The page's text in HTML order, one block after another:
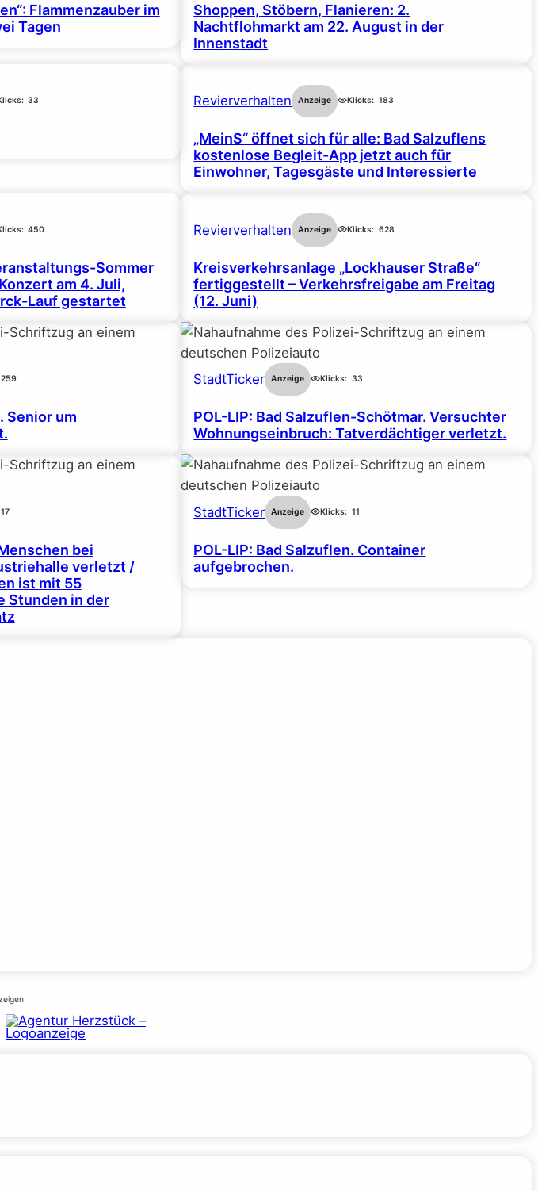
Flammenzauber im
Tagen
Shoppen, Stöbern, Flanieren: 2.
Nachtflohmarkt am 22. August in der
Innenstadt
33 Revierverhalten Anzeige Klicks: 183
„MeinS“ öffnet sich für alle: Bad Salzuflens
kostenlose Begleit-App jetzt auch für
Einwohner, Tagesgäste und Interessierte
450
Sommer
am 4. Juli,
Lauf gestartet
Revierverhalten Anzeige Klicks: 628
Kreisverkehrsanlage „Lockhauser Straße“
fertiggestellt – Verkehrsfreigabe am Freitag
(12. Juni)
259
Senior um
StadtTicker Anzeige Klicks: 33
POL-LIP: Bad Salzuflen-Schötmar. Versuchter
Wohnungseinbruch: Tatverdächtiger verletzt.
17
bei
verletzt /
ist mit 55
Stunden in der
StadtTicker Anzeige Klicks: 11
POL-LIP: Bad Salzuflen. Container
aufgebrochen.